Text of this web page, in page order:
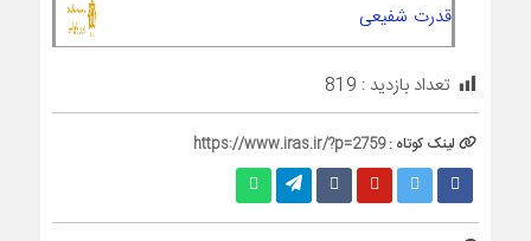
قدرت شفیعی
تعداد بازدید : 819
لینک کوتاه :https://www.iras.ir/?p=2759